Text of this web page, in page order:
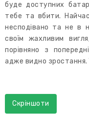
буде доступних
тебе та вбити.
несподівано та не в
своїм жахливим
порівняно з
адже видно зростання.
Скріншоти